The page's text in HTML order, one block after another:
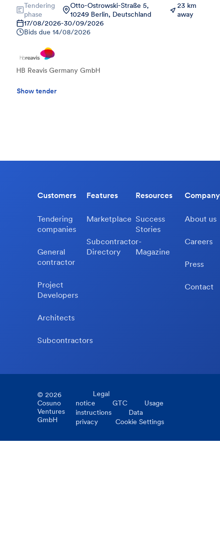
Tendering
phase
Otto-Ostrowski-Straße 5,
10249 Berlin, Deutschland
23 km
away
17/08/2026-30/09/2026
Bids due 14/08/2026
HB Reavis Germany GmbH
Show tender
Customers
Tendering
companies
General
contractor
Project
Developers
Architects
Subcontractors
Features
Marketplace
Subcontractor-
Directory
Resources
Success
Stories
Magazine
Company
About us
Careers
Press
Contact
© 2026
Cosuno
Ventures
GmbH
Legal
notice
GTC
Usage
instructions
Data
privacy
Cookie Settings